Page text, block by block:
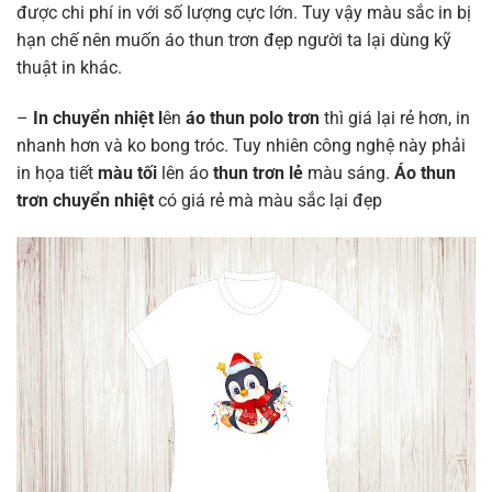
được chi phí in với số lượng cực lớn. Tuy vậy màu sắc in bị
hạn chế nên muốn áo thun trơn đẹp người ta lại dùng kỹ
thuật in khác.
– In chuyển nhiệt lên áo thun polo trơn thì giá lại rẻ hơn, in
nhanh hơn và ko bong tróc. Tuy nhiên công nghệ này phải
in họa tiết màu tối lên áo thun trơn lẻ màu sáng. Áo thun
trơn chuyển nhiệt có giá rẻ mà màu sắc lại đẹp